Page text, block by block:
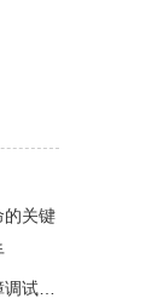
的关键